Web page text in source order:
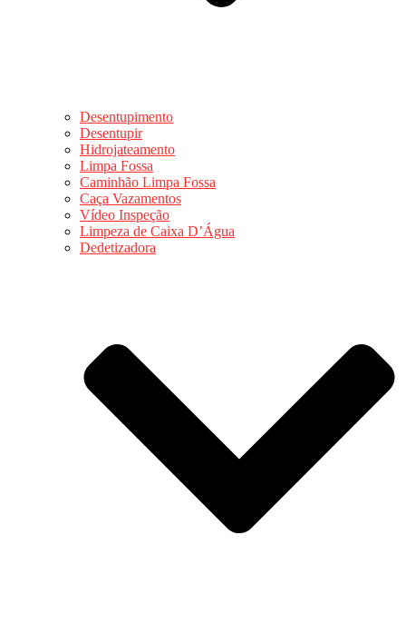
Desentupimento
Desentupir
Hidrojateamento
Limpa Fossa
Caminhão Limpa Fossa
Caça Vazamentos
Vídeo Inspeção
Limpeza de Caixa D’Água
Dedetizadora